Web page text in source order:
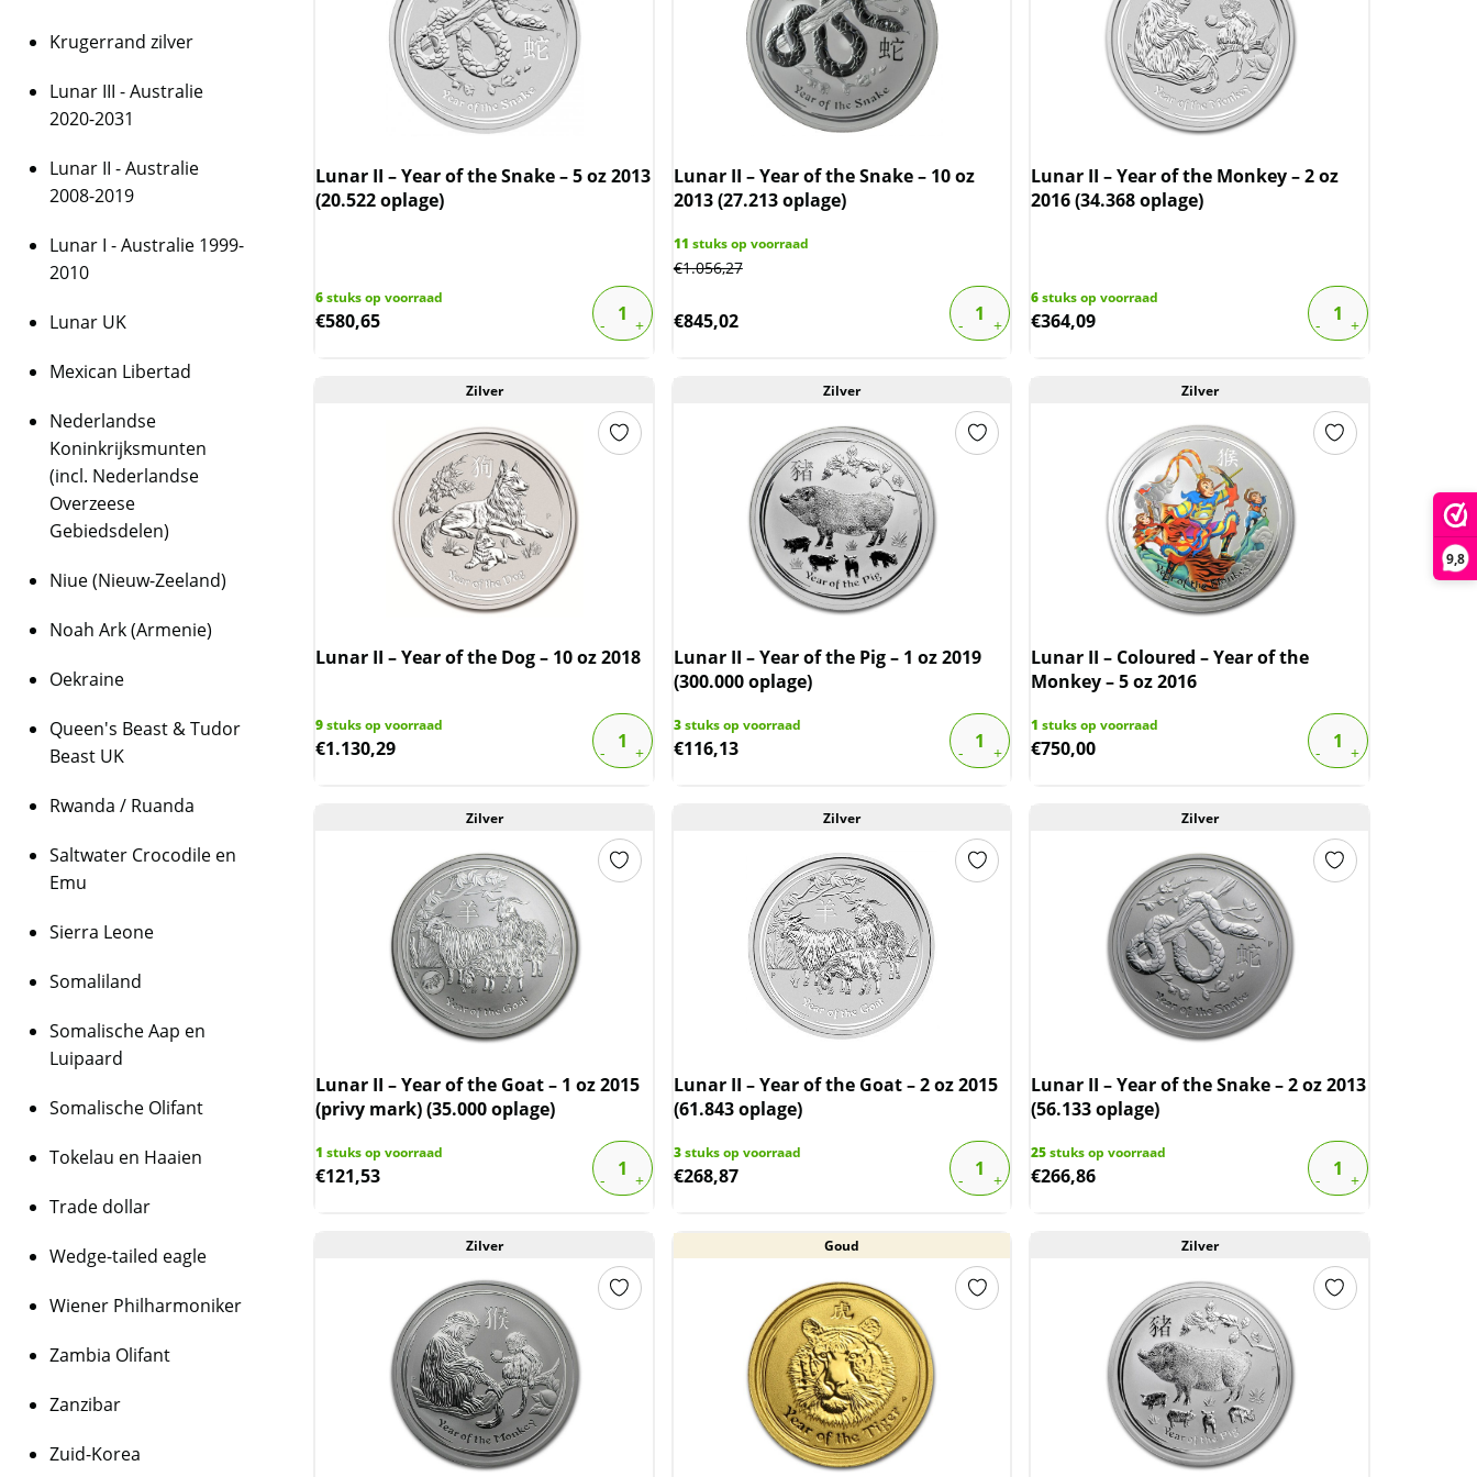
9,8
Lunar II – Year of the Snake – 5 oz 2013
(20.522 oplage)
6stuks op voorraad
€580,65
Lunar II – Year of the Snake – 10 oz
2013 (27.213 oplage)
11 stuks op voorraad
€1.056,27
€845,02
Lunar II – Year of the Monkey – 2 oz
2016 (34.368 oplage)
6stuks op voorraad
€364,09
Zilver
Lunar II – Year of the Dog – 10 oz 2018
9stuks op voorraad
€1.130,29
Zilver
Lunar II – Year of the Pig – 1 oz 2019
(300.000 oplage)
3stuks op voorraad
€116,13
Zilver
Lunar II – Coloured – Year of the
Monkey – 5 oz 2016
1 stuks op voorraad
€750,00
Zilver
Lunar II – Year of the Goat – 1 oz 2015
(privy mark) (35.000 oplage)
1 stuks op voorraad
€121,53
Zilver
Lunar II – Year of the Goat – 2 oz 2015
(61.843 oplage)
3stuks op voorraad
€268,87
Zilver
Lunar II – Year of the Snake – 2 oz 2013
(56.133 oplage)
25stuks op voorraad
€266,86
Zilver Goud Zilver
Krugerrand zilver
Lunar III - Australie
2020-2031
Lunar II - Australie
2008-2019
Lunar I - Australie 1999-
2010
Lunar UK
Mexican Libertad
Nederlandse
Koninkrijksmunten
(incl. Nederlandse
Overzeese
Gebiedsdelen)
Niue (Nieuw-Zeeland)
Noah Ark (Armenie)
Oekraine
Queen's Beast & Tudor
Beast UK
Rwanda / Ruanda
Saltwater Crocodile en
Emu
Sierra Leone
Somaliland
Somalische Aap en
Luipaard
Somalische Olifant
Tokelau en Haaien
Trade dollar
Wedge-tailed eagle
Wiener Philharmoniker
Zambia Olifant
Zanzibar
Zuid-Korea